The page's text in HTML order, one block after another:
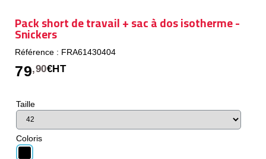
Pack short de travail + sac à dos isotherme -
Snickers
Référence : FRA61430404
79,90€HT
Taille
Coloris